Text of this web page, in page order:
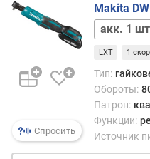
м
о
щ
с
т
Спросить
Makita
акк.
без
сумки
LXT 1
Тип:
Обороты:
Патрон:
Функции:
Источник